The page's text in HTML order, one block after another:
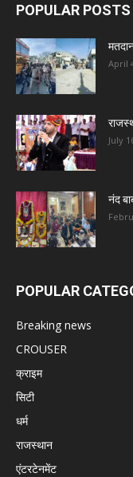
POPULAR POSTS
April
July
नंद
POPULAR
Breaking news
CROUSER
क्राइम
सिटी
धर्म
राजस्थान
एंटरटेनमेंट